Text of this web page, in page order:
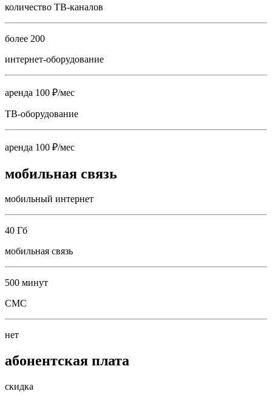
количество ТВ-каналов
более 200
интернет-оборудование
аренда 100 ₽/мес
ТВ-оборудование
аренда 100 ₽/мес
мобильная связь
мобильный интернет
40 Гб
мобильная связь
500 минут
СМС
нет
абонентская плата
скидка